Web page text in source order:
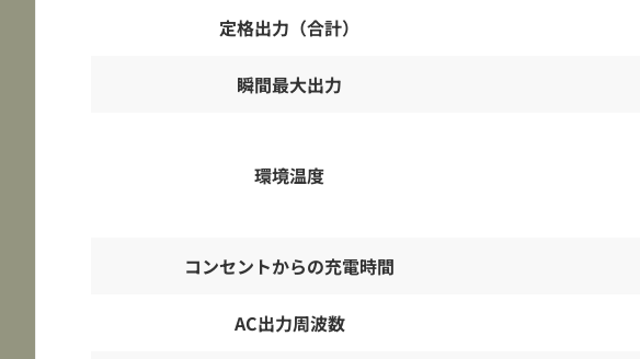
定格出力（合計）
瞬間最大出力
環境温度
コンセントからの充電時間
AC出力周波数